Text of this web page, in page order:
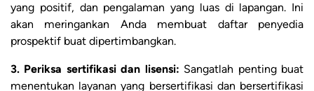
yang positif, dan pengalaman yang luas di lapangan. Ini
akan meringankan Anda membuat daftar penyedia
prospektif buat dipertimbangkan.
3. Periksa sertifikasi dan lisensi: Sangatlah penting buat
menentukan layanan yang bersertifikasi dan bersertifikasi